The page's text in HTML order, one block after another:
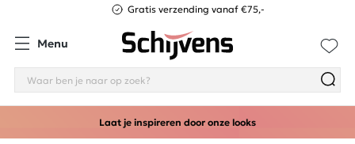
Gratis verzending vanaf €75,-
Menu
Laat je inspireren door onze looks